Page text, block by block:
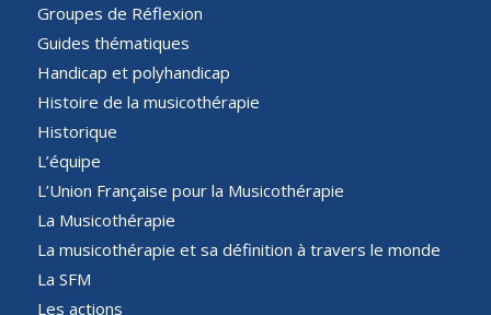
Groupes de Réflexion
Guides thématiques
Handicap et polyhandicap
Histoire de la musicothérapie
Historique
L’équipe
L’Union Française pour la Musicothérapie
La Musicothérapie
La musicothérapie et sa définition à travers le monde
La SFM
Les actions